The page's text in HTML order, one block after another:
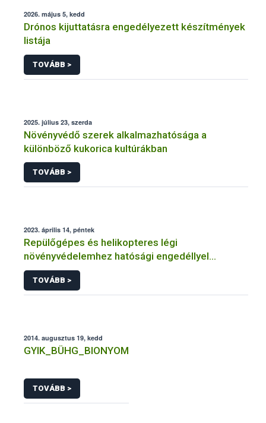
2026. május 5, kedd
Drónos kijuttatásra engedélyezett készítmények
listája
TOVÁBB >
2025. július 23, szerda
Növényvédő szerek alkalmazhatósága a
különböző kukorica kultúrákban
TOVÁBB >
2023. április 14, péntek
Repülőgépes és helikopteres légi
növényvédelemhez hatósági engedéllyel
rendelkező szervezetek
TOVÁBB >
2014. augusztus 19, kedd
GYIK_BÜHG_BIONYOM
TOVÁBB >